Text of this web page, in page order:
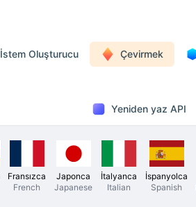
İstem Oluşturucu Çevirmek
Yeniden yaz API
Fransızca
French
Japonca
Japanese
İtalyanca
Italian
İspanyolca
Spanish